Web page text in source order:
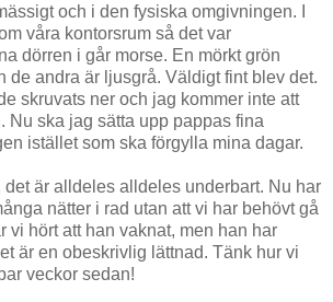
och i den fysiska omgivningen. I
våra kontorsrum så det var
dörren i går morse. En mörkt grön
de andra är ljusgrå. Väldigt fint blev det.
skruvats ner och jag kommer inte att
Nu ska jag sätta upp pappas fina
istället som ska förgylla mina dagar.
det är alldeles alldeles underbart. Nu har
nätter i rad utan att vi har behövt gå
vi hört att han vaknat, men han har
är en obeskrivlig lättnad. Tänk hur vi
veckor sedan!